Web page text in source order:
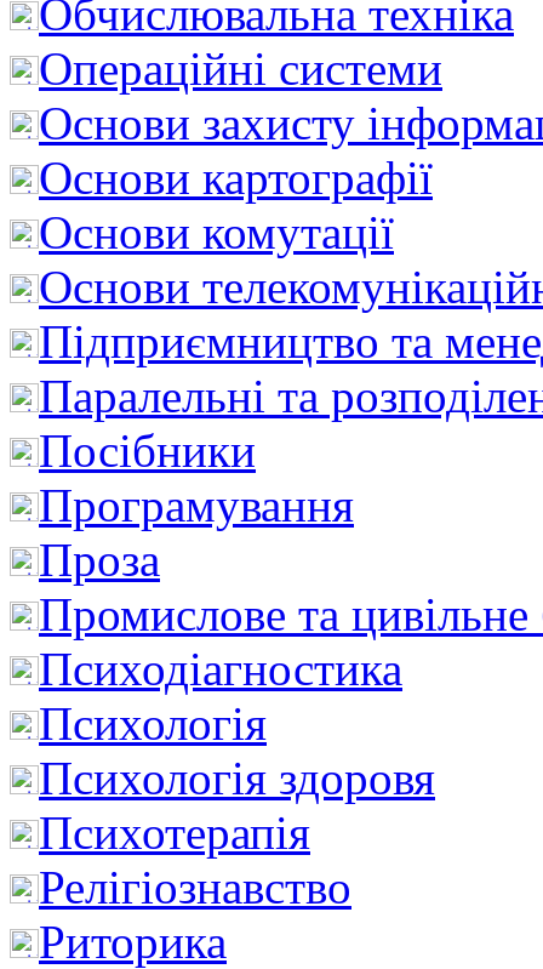
Обчислювальна техніка
Операційні системи
Основи захисту
Основи картографії
Основи комутації
Основи
Підприємництво та
Паралельні та
Посібники
Програмування
Проза
Промислове та цивільне
Психодіагностика
Психологія
Психологія здоровя
Психотерапія
Релігіознавство
Риторика